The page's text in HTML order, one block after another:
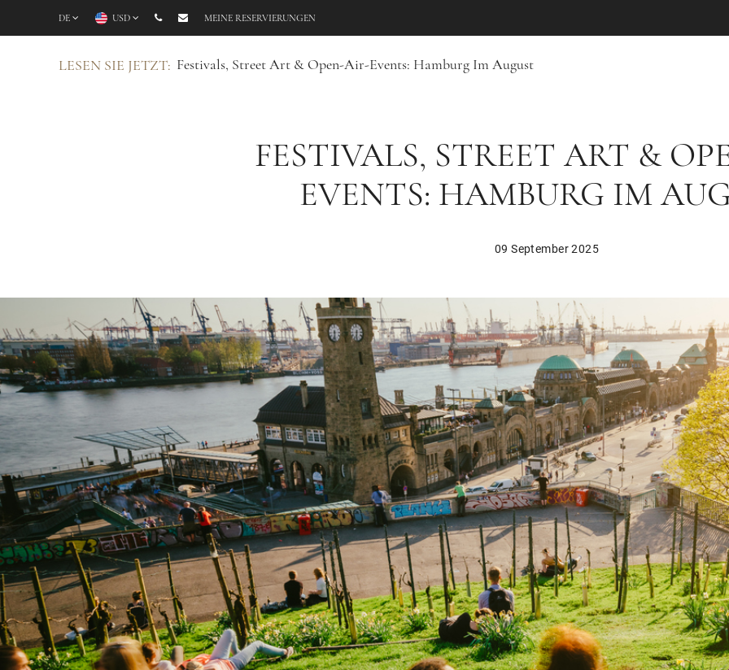
DE USD MEINE RESERVIERUNGEN
LESEN SIE JETZT: Festivals, Street Art & Open-Air-Events: Hamburg Im August
FESTIVALS, STREET ART &
EVENTS: HAMBURG IM
09 September 2025